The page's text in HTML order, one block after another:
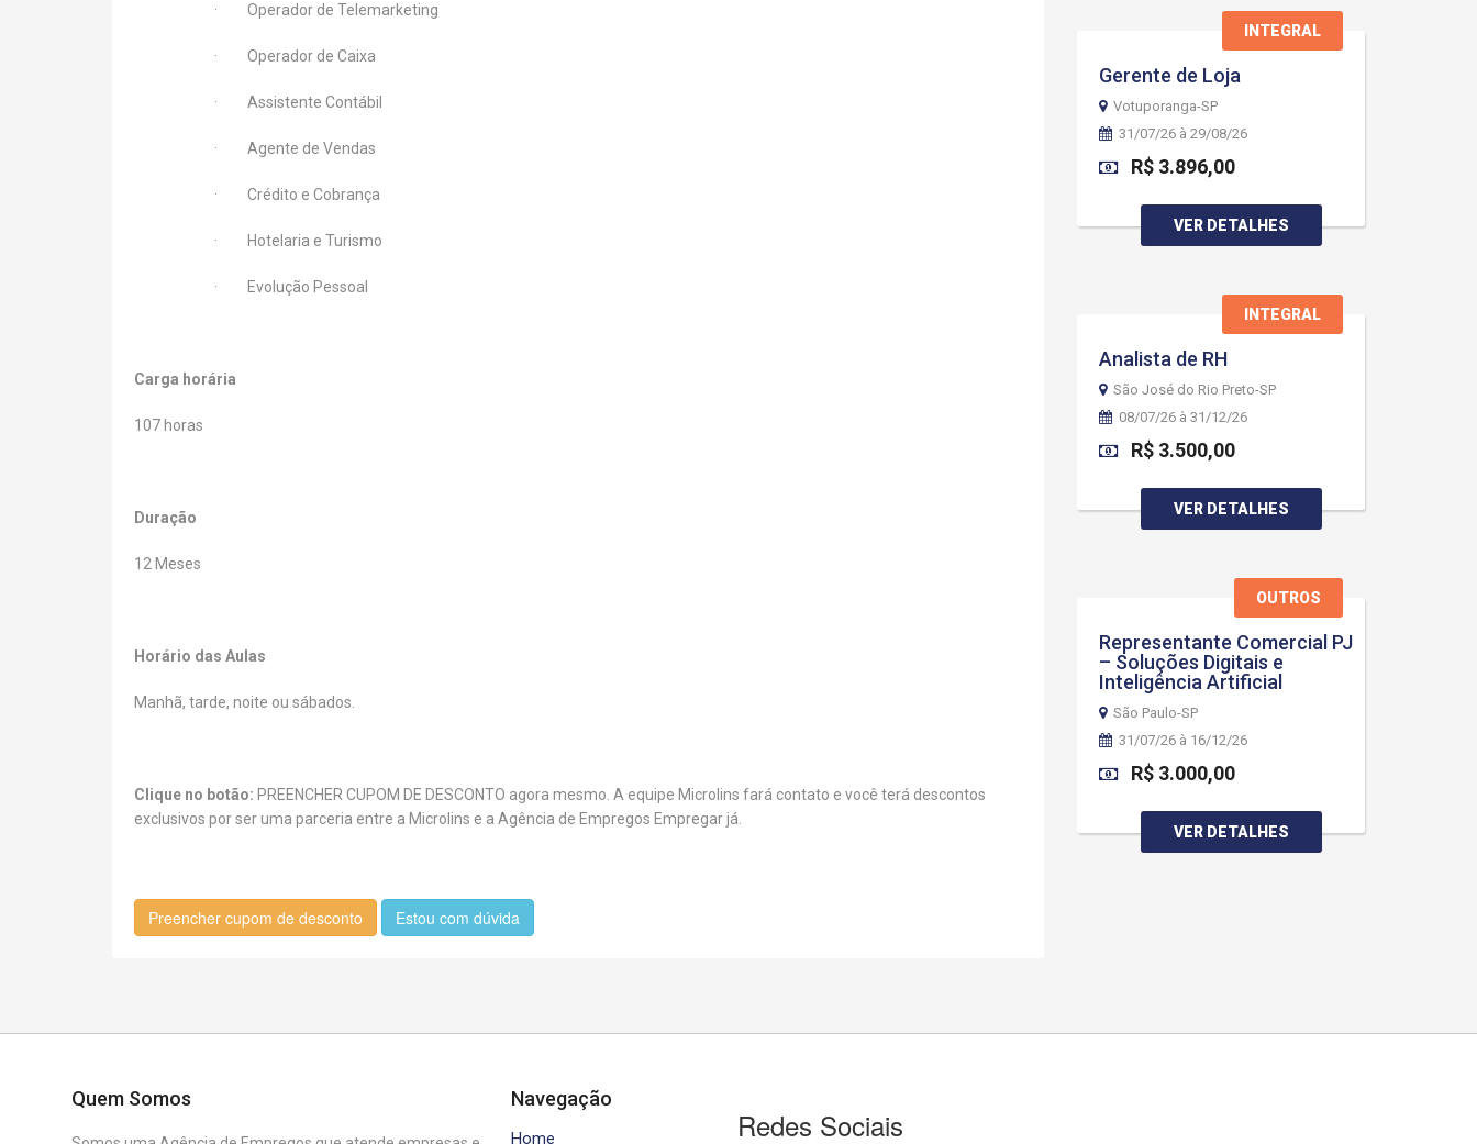
· Operador de Telemarketing
· Operador de Caixa
· Assistente Contábil
· Agente de Vendas
· Crédito e Cobrança
· Hotelaria e Turismo
· Evolução Pessoal
Carga horária
107 horas
Duração
12 Meses
Horário das Aulas
Manhã, tarde, noite ou sábados.
Clique no botão: PREENCHER CUPOM DE DESCONTO agora mesmo. A equipe Microlins fará contato e você terá descontos
exclusivos por ser uma parceria entre a Microlins e a Agência de Empregos Empregar já.
Preencher cupom de desconto Estou com dúvida
INTEGRAL
Gerente de Loja
Votuporanga-SP
31/07/26 à 29/08/26
R$ 3.896,00
VER DETALHES
INTEGRAL
Analista de RH
São José do Rio Preto-SP
08/07/26 à 31/12/26
R$ 3.500,00
VER DETALHES
OUTROS
Representante Comercial PJ
– Soluções Digitais e
Inteligência Artificial
São Paulo-SP
31/07/26 à 16/12/26
R$ 3.000,00
VER DETALHES
Quem Somos Navegação
Home Redes Sociais